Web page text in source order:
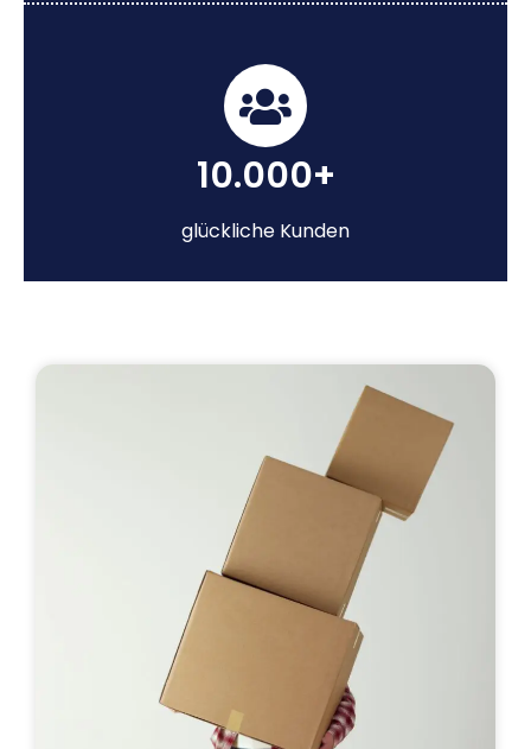
10.000+
glückliche Kunden